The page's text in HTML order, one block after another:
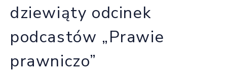
dziewiąty odcinek
podcastów „Prawie
prawniczo”